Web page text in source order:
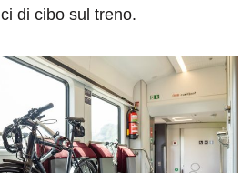
di cibo sul treno.